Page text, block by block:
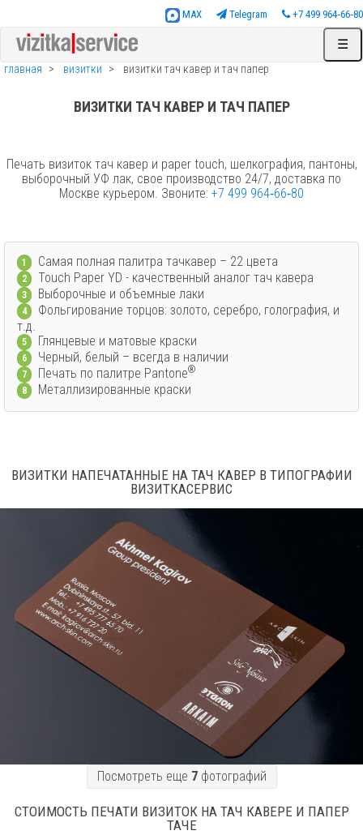
MAX Telegram +7 499 964‑66‑80
☰
главная
визитки визитки тач кавер и тач папер
ВИЗИТКИ ТАЧ КАВЕР И ТАЧ ПАПЕР
Печать визиток тач кавер и paper touch, шелкография, пантоны,
выборочный УФ лак, свое производство 24/7, доставка по
Москве курьером. Звоните: +7 499 964‑66‑80
1 Самая полная палитра тачкавер – 22 цвета
2 Touch Paper YD - качественный аналог тач кавера
3 Выборочные и объемные лаки
4
Фольгирование торцов: золото, серебро, голография, и
т.д.
5 Глянцевые и матовые краски
6 Черный, белый – всегда в наличии
7 Печать по палитре Pantone®
8
Металлизированные краски
ВИЗИТКИ НАПЕЧАТАННЫЕ НА ТАЧ КАВЕР В ТИПОГРАФИИ
ВИЗИТКАСЕРВИС
Посмотреть еще 7фотографий
СТОИМОСТЬ ПЕЧАТИ ВИЗИТОК НА ТАЧ КАВЕРЕ И ПАПЕР
ТАЧЕ